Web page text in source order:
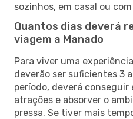
sozinhos, em casal ou
Quantos dias deverá
viagem a Manado
Para viver uma
deverão ser suficientes 3
período, deverá conseguir
atrações e absorver o
pressa. Se tiver mais